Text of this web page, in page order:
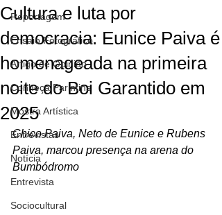
Reportagem
Ensaio Fotográfico
Artigo de Opinião
Conheça Parintins
Mostra Artística
Entrevistas
Notícia
Entrevista
Sociocultural
Cultura e luta por
democracia: Eunice Paiva é
homenageada na primeira
noite do Boi Garantido em
2025
Chico Paiva, Neto de Eunice e Rubens
Paiva, marcou presença na arena do
Bumbódromo